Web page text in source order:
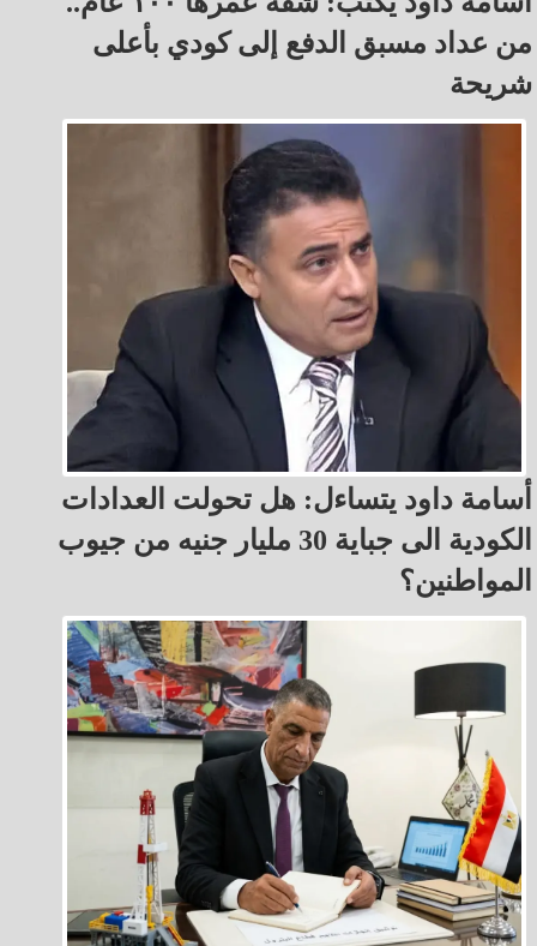
من عداد مسبق الدفع إلى كودي بأعلى
شريحة
أسامة داود يتساءل: هل تحولت العدادات
الكودية الى جباية 30 مليار جنيه من جيوب
المواطنين؟